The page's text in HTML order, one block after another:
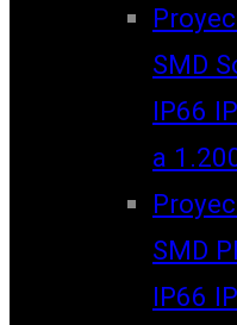
SMD
IP66
a
SMD
IP66